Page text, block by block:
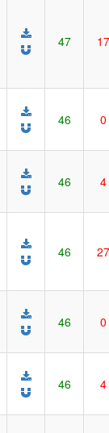
47 17
46 0
46 4
46 27
46 0
46 4